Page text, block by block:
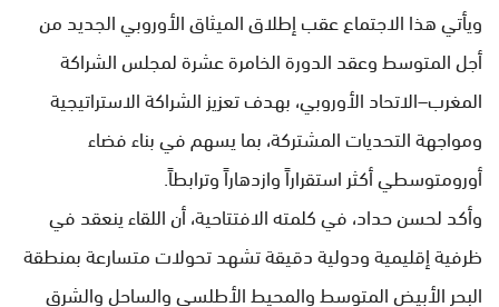
ويأتي هذا الاجتماع عقب إطلاق الميثاق الأوروبي الجديد من
أجل المتوسط وعقد الدورة الخامرة عشرة لمجلس الشراكة
المغرب–الاتحاد الأوروبي، بهدف تعزيز الشراكة الاستراتيجية
ومواجهة التحديات المشتركة، بما يسهم في بناء فضاء
أورومتوسطي أكثر استقراراً وازدهاراً وترابطاً.
وأكد لحسن حداد، في كلمته الافتتاحية، أن اللقاء ينعقد في
ظرفية إقليمية ودولية دقيقة تشهد تحولات متسارعة بمنطقة
البحر الأبيض المتوسط والمحيط الأطلسي والساحل والشرق